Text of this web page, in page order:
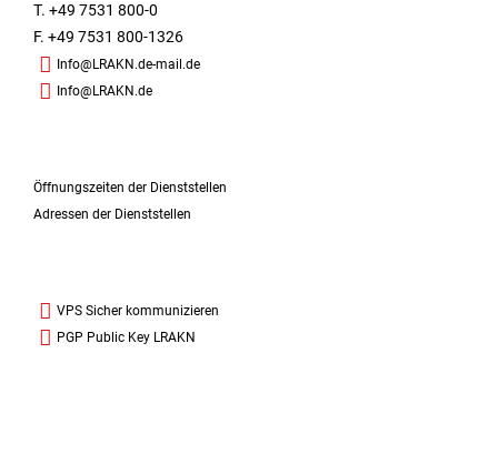
T. +49 7531 800-0
F. +49 7531 800-1326
Info@LRAKN.de-mail.de
Info@LRAKN.de
Öffnungszeiten der Dienststellen
Adressen der Dienststellen
VPS Sicher kommunizieren
PGP Public Key LRAKN